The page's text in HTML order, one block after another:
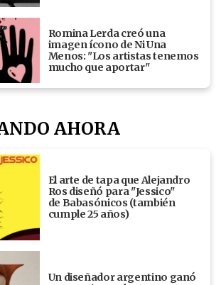
Romina Lerda creó una
imagen ícono de Ni Una
Menos: "Los artistas tenemos
mucho que aportar"
AHORA
El arte de tapa que Alejandro
Ros diseñó para "Jessico"
de Babasónicos (también
cumple 25 años)
Un diseñador argentino ganó